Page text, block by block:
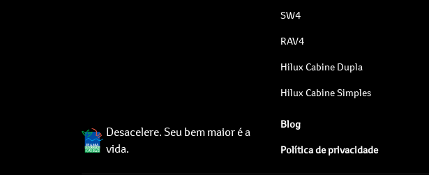
Desacelere. Seu bem maior é a
vida.
SW4
RAV4
Hilux Cabine Dupla
Hilux Cabine Simples
Blog
Política de privacidade